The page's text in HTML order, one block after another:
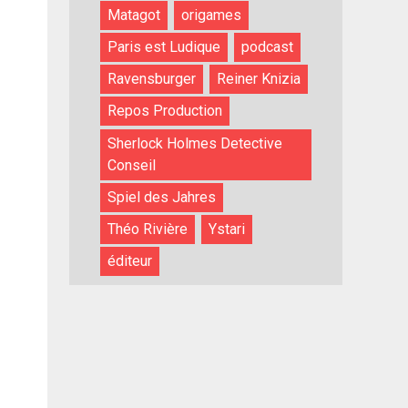
Matagot
origames
Paris est Ludique
podcast
Ravensburger
Reiner Knizia
Repos Production
Sherlock Holmes Detective
Conseil
Spiel des Jahres
Théo Rivière
Ystari
éditeur